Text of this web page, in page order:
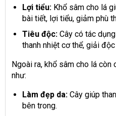
Lợi tiểu:Khổ sâm cho lá
bài tiết, lợi tiểu, giảm phù
Tiêu độc:Cây có tác
thanh nhiệt cơ thể, giải
Ngoài ra, khổ sâm cho lá
như:
Làm đẹp da:Cây giúp
bên trong.